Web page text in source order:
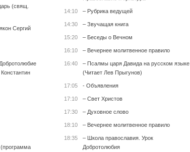
(свящ.
Сергий
14:10 – Рубрика ведущей
14:30 – Звучащая книга
15:20 – Беседы о Вечном
16:10 – Вечернее молитвенное правило
16:40
– Псалмы царя Давида на русском языке
(Читает Лев Прыгунов)
17:05 - Объявления
17:10 – Свет Христов
17:30 – Духовное слово
18:10 – Вечернее молитвенное правило
18:35
– Школа православия. Урок
Добротолюбия